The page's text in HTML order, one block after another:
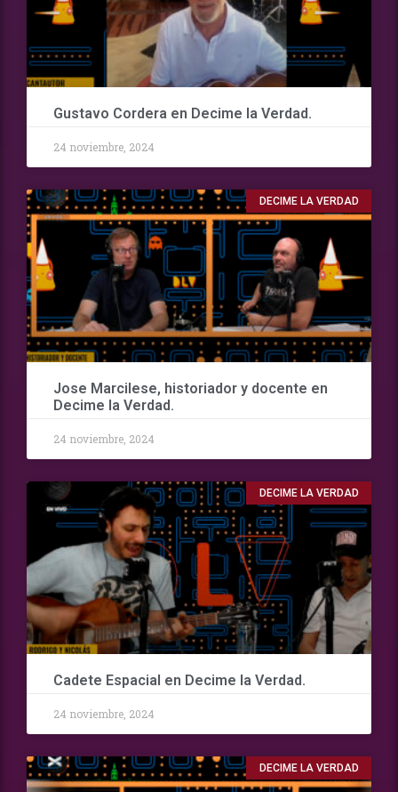
Gustavo Cordera en Decime la Verdad.
24 noviembre, 2024
DECIME LA VERDAD
Jose Marcilese, historiador y docente en
Decime la Verdad.
24 noviembre, 2024
DECIME LA VERDAD
Cadete Espacial en Decime la Verdad.
24 noviembre, 2024
DECIME LA VERDAD